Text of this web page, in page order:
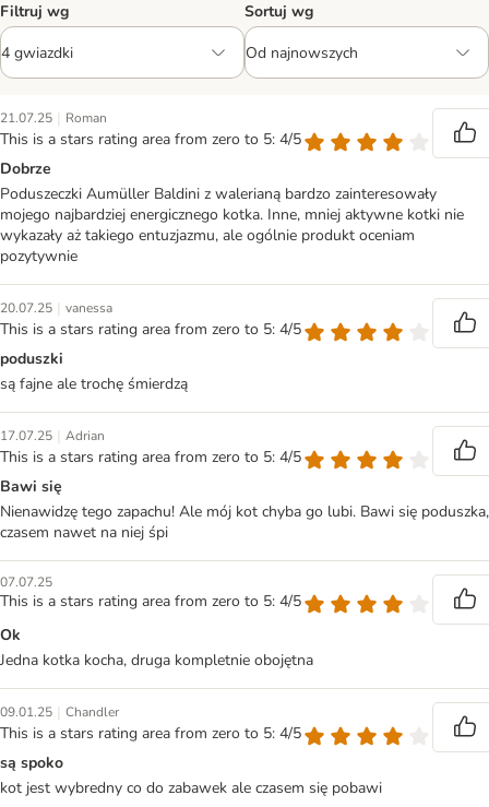
Filtruj wg Sortuj wg
21.07.25 | Roman
This is a stars rating area from zero to 5: 4/5
Dobrze
Poduszeczki Aumüller Baldini z walerianą bardzo zainteresowały
mojego najbardziej energicznego kotka. Inne, mniej aktywne kotki nie
wykazały aż takiego entuzjazmu, ale ogólnie produkt oceniam
pozytywnie
20.07.25 | vanessa
This is a stars rating area from zero to 5: 4/5
poduszki
są fajne ale trochę śmierdzą
17.07.25 | Adrian
This is a stars rating area from zero to 5: 4/5
Bawi się
Nienawidzę tego zapachu! Ale mój kot chyba go lubi. Bawi się poduszka,
czasem nawet na niej śpi
07.07.25
This is a stars rating area from zero to 5: 4/5
Ok
Jedna kotka kocha, druga kompletnie obojętna
09.01.25 | Chandler
This is a stars rating area from zero to 5: 4/5
są spoko
kot jest wybredny co do zabawek ale czasem się pobawi